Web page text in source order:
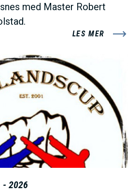
med Master Robert
LES MER
- 2026